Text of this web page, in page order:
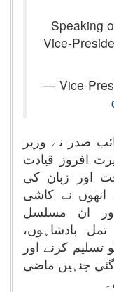
Speaking
Vice-
— Vice-
صدر نے وزیر
افروز قیادت
اور زبان کی
نے کاشی
ان مسلسل
بادشاہوں،
تسلیم کرنے اور
جنہیں ماضی